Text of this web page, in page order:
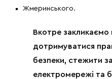
Жмеринського.
Вкотре закликаємо
дотримуватися
безпеки, стежити
електромережі та